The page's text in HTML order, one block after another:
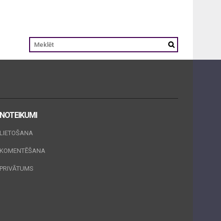
NOTEIKUMI
LIETOŠANA
KOMENTĒŠANA
PRIVĀTUMS